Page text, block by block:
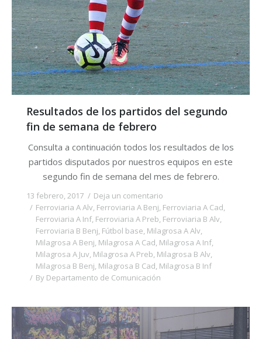
Resultados de los partidos del segundo
fin de semana de febrero
Consulta a continuación todos los resultados de los
partidos disputados por nuestros equipos en este
segundo fin de semana del mes de febrero.
13 febrero, 2017
Deja un comentario
Ferroviaria A Alv, Ferroviaria A Benj, Ferroviaria A Cad,
Ferroviaria A Inf, Ferroviaria A Preb, Ferroviaria B Alv,
Ferroviaria B Benj, Fútbol base, Milagrosa A Alv,
Milagrosa A Benj, Milagrosa A Cad, Milagrosa A Inf,
Milagrosa A Juv, Milagrosa A Preb, Milagrosa B Alv,
Milagrosa B Benj, Milagrosa B Cad, Milagrosa B Inf
By Departamento de Comunicación